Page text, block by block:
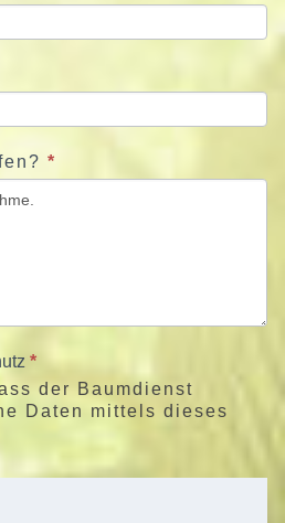
*
*
der Baumdienst
Daten mittels dieses